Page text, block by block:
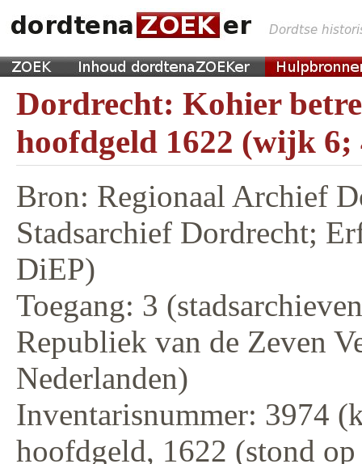
Dordrecht: Kohier
hoofdgeld 1622 (wijk 6;
Bron: Regionaal Archief
Stadsarchief Dordrecht;
DiEP)
Toegang: 3
Republiek van de Zeven
Nederlanden)
Inventarisnummer: 3974
hoofdgeld, 1622 (stond